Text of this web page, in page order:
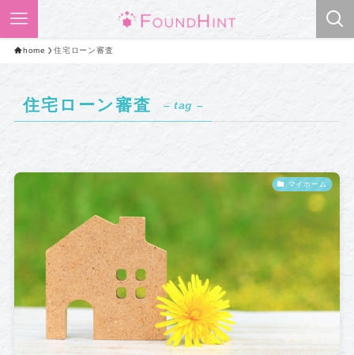
home 住宅ローン審査
住宅ローン審査 – tag –
マイホーム